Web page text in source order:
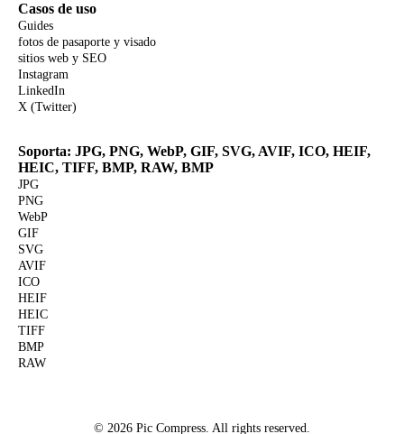
Casos de uso
Guides
fotos de pasaporte y visado
sitios web y SEO
Instagram
LinkedIn
X (Twitter)
Soporta: JPG, PNG, WebP, GIF, SVG, AVIF, ICO, HEIF,
HEIC, TIFF, BMP, RAW, BMP
JPG
PNG
WebP
GIF
SVG
AVIF
ICO
HEIF
HEIC
TIFF
BMP
RAW
© 2026 Pic Compress. All rights reserved.